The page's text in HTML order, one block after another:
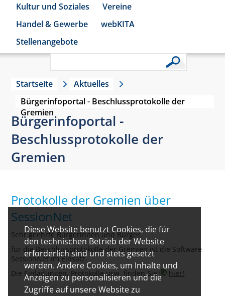
Diese Website benutzt Cookies, die für
den technischen Betrieb der Website
erforderlich sind und stets gesetzt
werden. Andere Cookies, um Inhalte und
Anzeigen zu personalisieren und die
Zugriffe auf unsere Website zu
Kultur und Soziales
Vereine
Handel & Gewerbe
webKITA
Stellenangebote
Startseite
Aktuelles
Bürgerinfoportal - Beschlussprotokolle der
Gremien
Bürgerinfoportal -
Beschlussprotokolle der
Gremien
Protokolle der Gremien über
SessionNet
Sehr geehrte Bürgerinnen und Bürger,
für die Beschlussprotokolle der Gremien ist die Software
SessionNet im Einsatz.
Die Einladungen, Protokolle usw. finden Sie
hier!